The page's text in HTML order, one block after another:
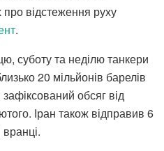
відстеження руху
.
суботу та неділю танкери
20 мільйонів барелів
обсяг від
Іран також відправив 6
вранці.